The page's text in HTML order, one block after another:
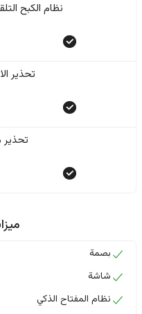
نظام الكبح
تحذير
تحذير
بصمة
شاشة
نظام المفتاح الذكي